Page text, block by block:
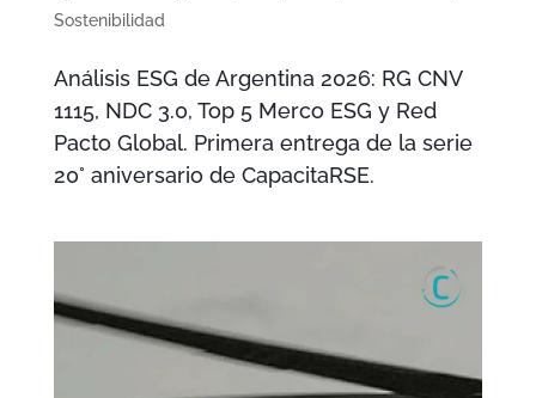
Sostenibilidad
Análisis ESG de Argentina 2026: RG CNV
1115, NDC 3.0, Top 5 Merco ESG y Red
Pacto Global. Primera entrega de la serie
20° aniversario de CapacitaRSE.